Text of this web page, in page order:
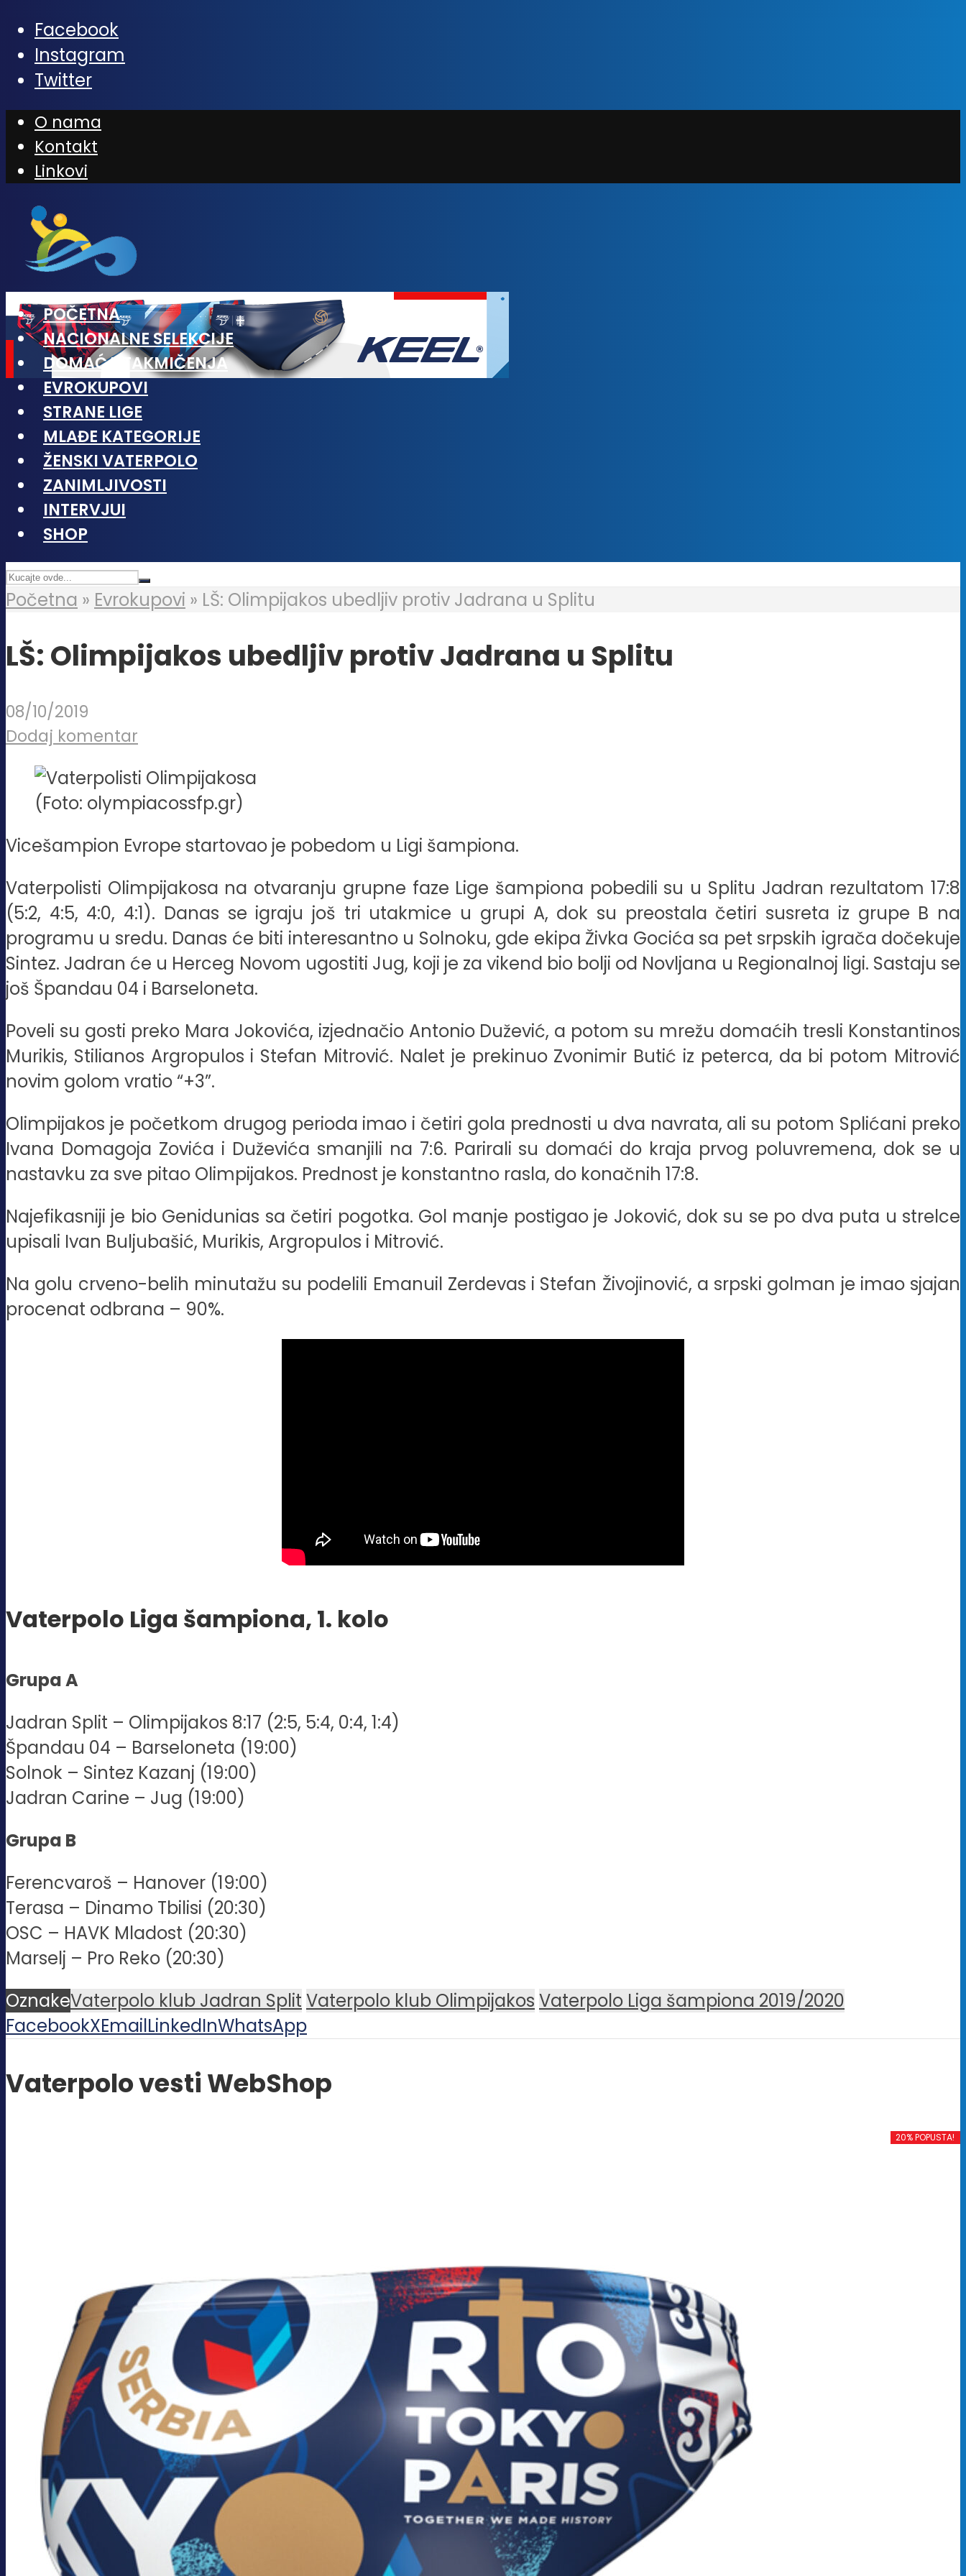
Facebook
Instagram
Twitter
O nama
Kontakt
Linkovi
POČETNA
NACIONALNE SELEKCIJE
DOMAĆA TAKMIČENJA
EVROKUPOVI
STRANE LIGE
MLAĐE KATEGORIJE
ŽENSKI VATERPOLO
ZANIMLJIVOSTI
INTERVJUI
SHOP
Početna » Evrokupovi » LŠ: Olimpijakos ubedljiv protiv Jadrana u Splitu
LŠ: Olimpijakos ubedljiv protiv Jadrana u Splitu
08/10/2019
Dodaj komentar
(Foto: olympiacossfp.gr)
Vicešampion Evrope startovao je pobedom u Ligi šampiona.
Vaterpolisti Olimpijakosa na otvaranju grupne faze Lige šampiona pobedili su u Splitu Jadran rezultatom 17:8
(5:2, 4:5, 4:0, 4:1). Danas se igraju još tri utakmice u grupi A, dok su preostala četiri susreta iz grupe B na
programu u sredu. Danas će biti interesantno u Solnoku, gde ekipa Živka Gocića sa pet srpskih igrača dočekuje
Sintez. Jadran će u Herceg Novom ugostiti Jug, koji je za vikend bio bolji od Novljana u Regionalnoj ligi. Sastaju se
još Špandau 04 i Barseloneta.
Poveli su gosti preko Mara Jokovića, izjednačio Antonio Dužević, a potom su mrežu domaćih tresli Konstantinos
Murikis, Stilianos Argropulos i Stefan Mitrović. Nalet je prekinuo Zvonimir Butić iz peterca, da bi potom Mitrović
novim golom vratio “+3”.
Olimpijakos je početkom drugog perioda imao i četiri gola prednosti u dva navrata, ali su potom Splićani preko
Ivana Domagoja Zovića i Duževića smanjili na 7:6. Parirali su domaći do kraja prvog poluvremena, dok se u
nastavku za sve pitao Olimpijakos. Prednost je konstantno rasla, do konačnih 17:8.
Najefikasniji je bio Genidunias sa četiri pogotka. Gol manje postigao je Joković, dok su se po dva puta u strelce
upisali Ivan Buljubašić, Murikis, Argropulos i Mitrović.
Na golu crveno-belih minutažu su podelili Emanuil Zerdevas i Stefan Živojinović, a srpski golman je imao sjajan
procenat odbrana – 90%.
Vaterpolo Liga šampiona, 1. kolo
Grupa A
Jadran Split – Olimpijakos 8:17 (2:5, 5:4, 0:4, 1:4)
Špandau 04 – Barseloneta (19:00)
Solnok – Sintez Kazanj (19:00)
Jadran Carine – Jug (19:00)
Grupa B
Ferencvaroš – Hanover (19:00)
Terasa – Dinamo Tbilisi (20:30)
OSC – HAVK Mladost (20:30)
Marselj – Pro Reko (20:30)
OznakeVaterpolo klub Jadran Split Vaterpolo klub Olimpijakos Vaterpolo Liga šampiona 2019/2020
FacebookXEmailLinkedInWhatsApp
Vaterpolo vesti WebShop
20% POPUSTA!